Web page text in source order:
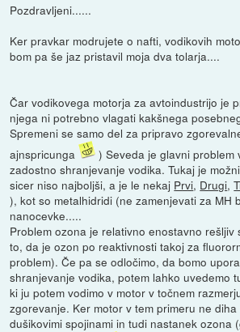
Pozdravljeni......
Ker pravkar modrujete o nafti, vodikovih
bom pa še jaz pristavil moja dva tolarja....
Čar vodikovega motorja za avtoindustrijo je
njega ni potrebno vlagati kakšnega
Spremeni se samo del za pripravo
ajnspricunga
) Seveda je glavni problem
zadostno shranjevanje vodika. Tukaj je
sicer niso najboljši, a je le nekaj Prvi, Drugi,
), kot so metalhidridi (ne zamenjevati za MH
nanocevke.....
Problem ozona je relativno enostavno rešljiv
to, da je ozon po reaktivnosti takoj za
problem). Če pa se odločimo, da bomo
shranjevanje vodika, potem lahko uvedemo
ki ju potem vodimo v motor v točnem
zgorevanje. Ker motor v tem primeru ne
dušikovimi spojinami in tudi nastanek ozona